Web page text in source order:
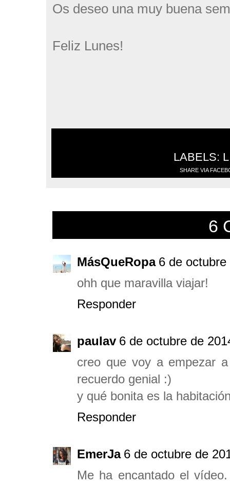
Os deseo una muy buena
Feliz Lunes!
LABELS:
SHARE VIA
6
MásQueRopa 6 de
ohh que maravilla viajar!
Responder
paulav 6 de octubre de
creo que voy a empezar
recuerdo genial :)
y qué bonita es la
Responder
EmerJa 6 de octubre de
Me ha encantado el